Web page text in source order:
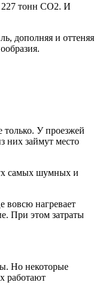
227 тонн СО2. И
дополняя и оттеняя
У проезжей
них займут место
самых шумных и
вовсю нагревает
При этом затраты
Но некоторые
работают